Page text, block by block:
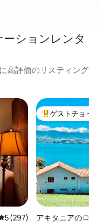
ションレンタ
高評価のリスティング
ビュー297件、5つ星中5つ
5 (297)
大好評のゲスト
ゲストチョイス
アキタニアのログ